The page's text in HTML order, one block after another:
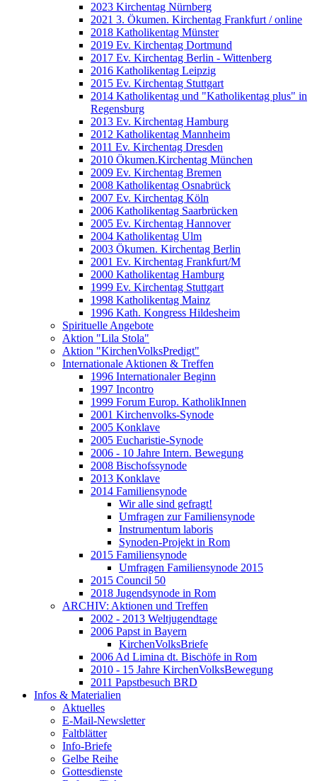
2023 Kirchentag Nürnberg
2021 3. Ökumen. Kirchentag Frankfurt / online
2018 Katholikentag Münster
2019 Ev. Kirchentag Dortmund
2017 Ev. Kirchentag Berlin - Wittenberg
2016 Katholikentag Leipzig
2015 Ev. Kirchentag Stuttgart
2014 Katholikentag und "Katholikentag plus" in
Regensburg
2013 Ev. Kirchentag Hamburg
2012 Katholikentag Mannheim
2011 Ev. Kirchentag Dresden
2010 Ökumen.Kirchentag München
2009 Ev. Kirchentag Bremen
2008 Katholikentag Osnabrück
2007 Ev. Kirchentag Köln
2006 Katholikentag Saarbrücken
2005 Ev. Kirchentag Hannover
2004 Katholikentag Ulm
2003 Ökumen. Kirchentag Berlin
2001 Ev. Kirchentag Frankfurt/M
2000 Katholikentag Hamburg
1999 Ev. Kirchentag Stuttgart
1998 Katholikentag Mainz
1996 Kath. Kongress Hildesheim
Spirituelle Angebote
Aktion "Lila Stola"
Aktion "KirchenVolksPredigt"
Internationale Aktionen & Treffen
1996 Internationaler Beginn
1997 Incontro
1999 Forum Europ. KatholikInnen
2001 Kirchenvolks-Synode
2005 Konklave
2005 Eucharistie-Synode
2006 - 10 Jahre Intern. Bewegung
2008 Bischofssynode
2013 Konklave
2014 Familiensynode
Wir alle sind gefragt!
Umfragen zur Familiensynode
Instrumentum laboris
Synoden-Projekt in Rom
2015 Familiensynode
Umfragen Familiensynode 2015
2015 Council 50
2018 Jugendsynode in Rom
ARCHIV: Aktionen und Treffen
2002 - 2013 Weltjugendtage
2006 Papst in Bayern
KirchenVolksBriefe
2006 Ad Limina dt. Bischöfe in Rom
2010 - 15 Jahre KirchenVolksBewegung
2011 Papstbesuch BRD
Infos & Materialien
Aktuelles
E-Mail-Newsletter
Faltblätter
Info-Briefe
Gelbe Reihe
Gottesdienste